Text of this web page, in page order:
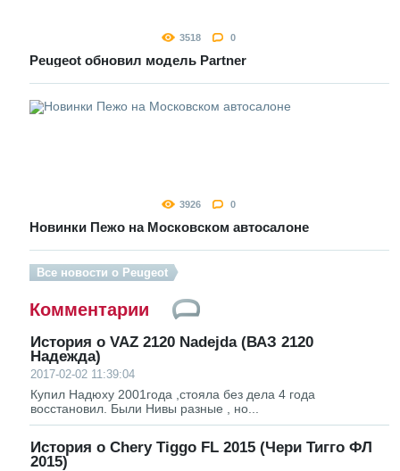
3518 0
Peugeot обновил модель Partner
3926 0
Новинки Пежо на Московском автосалоне
Все новости о Peugeot
Комментарии
История о VAZ 2120 Nadejda (ВАЗ 2120
Надежда)
2017-02-02 11:39:04
Купил Надюху 2001года ,стояла без дела 4 года
восстановил. Были Нивы разные , но...
История о Chery Tiggo FL 2015 (Чери Тигго ФЛ
2015)